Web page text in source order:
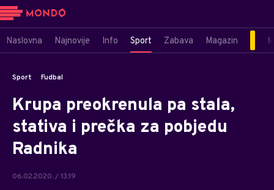
Naslovna Najnovije Info Sport Zabava Magazin
Sport Fudbal
Krupa preokrenula pa stala,
stativa i prečka za pobjedu
Radnika
06.02.2020. / 13:19